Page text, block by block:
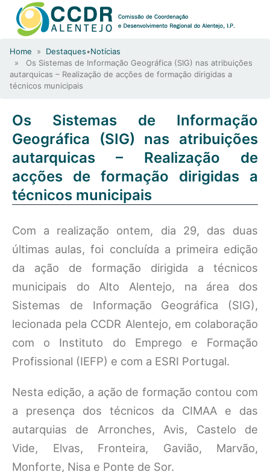
Home » Destaques•Notícias
» Os Sistemas de Informação Geográfica (SIG) nas atribuições
autarquicas – Realização de acções de formação dirigidas a
técnicos municipais
Os Sistemas de Informação
Geográfica (SIG) nas atribuições
autarquicas – Realização de
acções de formação dirigidas a
técnicos municipais
Com a realização ontem, dia 29, das duas
últimas aulas, foi concluída a primeira edição
da ação de formação dirigida a técnicos
municipais do Alto Alentejo, na área dos
Sistemas de Informação Geográfica (SIG),
lecionada pela CCDR Alentejo, em colaboração
com o Instituto do Emprego e Formação
Profissional (IEFP) e com a ESRI Portugal.
Nesta edição, a ação de formação contou com
a presença dos técnicos da CIMAA e das
autarquias de Arronches, Avis, Castelo de
Vide, Elvas, Fronteira, Gavião, Marvão,
Monforte, Nisa e Ponte de Sor.